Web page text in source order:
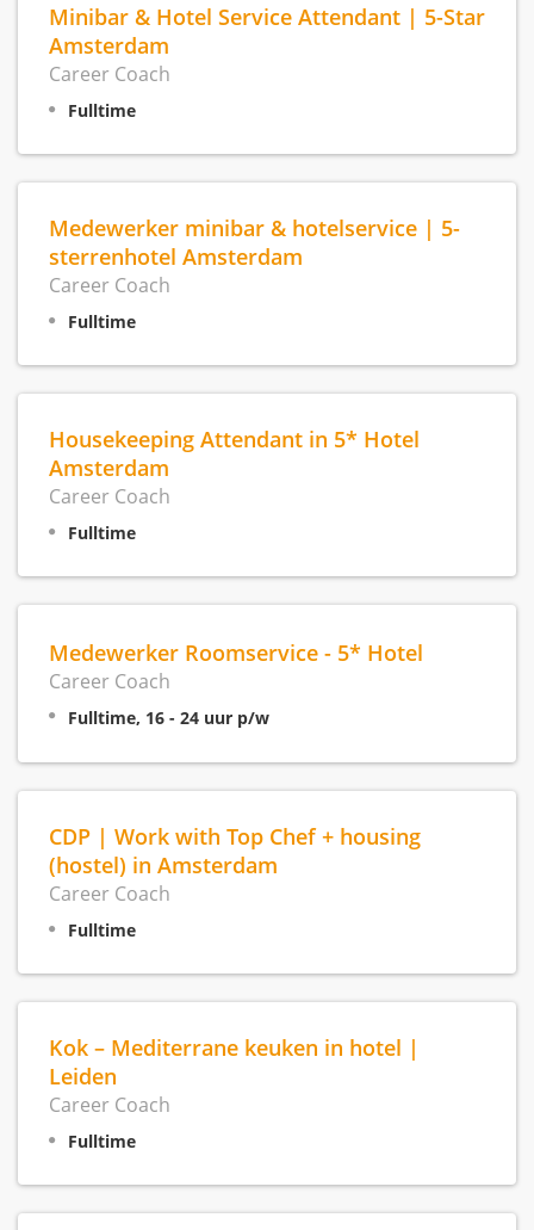
Minibar & Hotel Service Attendant | 5-Star
Amsterdam
Career Coach
Fulltime
Medewerker minibar & hotelservice | 5-
sterrenhotel Amsterdam
Career Coach
Fulltime
Housekeeping Attendant in 5* Hotel
Amsterdam
Career Coach
Fulltime
Medewerker Roomservice - 5* Hotel
Career Coach
Fulltime, 16 - 24 uur p/w
CDP | Work with Top Chef + housing
(hostel) in Amsterdam
Career Coach
Fulltime
Kok – Mediterrane keuken in hotel |
Leiden
Career Coach
Fulltime